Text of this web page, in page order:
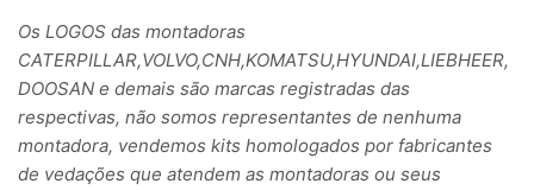
Os LOGOS das montadoras
CATERPILLAR,VOLVO,CNH,KOMATSU,HYUNDAI,LIEBHEER,
DOOSAN e demais são marcas registradas das
respectivas, não somos representantes de nenhuma
montadora, vendemos kits homologados por fabricantes
de vedações que atendem as montadoras ou seus